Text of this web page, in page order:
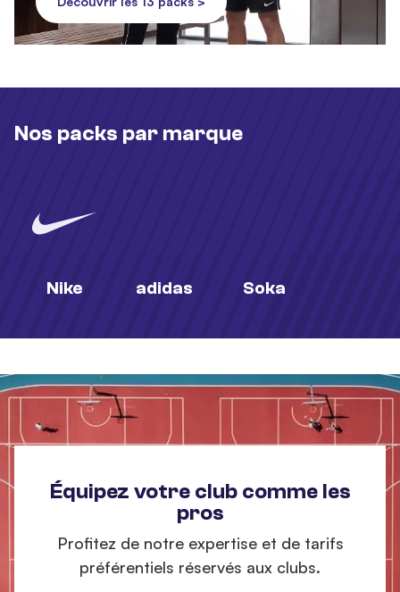
Nos packs par marque
Nike adidas Soka
Équipez votre club comme les
pros
Profitez de notre expertise et de tarifs
préférentiels réservés aux clubs.